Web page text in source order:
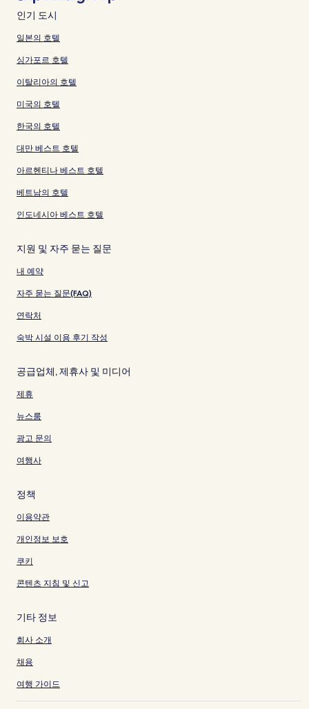
인기 도시
일본의 호텔
싱가포르 호텔
이탈리아의 호텔
미국의 호텔
한국의 호텔
대만 베스트 호텔
아르헨티나 베스트 호텔
베트남의 호텔
인도네시아 베스트 호텔
지원 및 자주 묻는 질문
내 예약
자주 묻는 질문(FAQ)
연락처
숙박 시설 이용 후기 작성
공급업체, 제휴사 및 미디어
제휴
뉴스룸
광고 문의
여행사
정책
이용약관
개인정보 보호
쿠키
콘텐츠 지침 및 신고
기타 정보
회사 소개
채용
여행 가이드